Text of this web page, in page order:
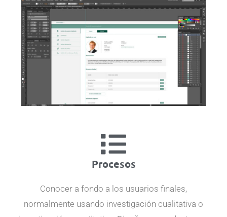
Procesos
Conocer a fondo a los usuarios finales,
normalmente usando investigación cualitativa o